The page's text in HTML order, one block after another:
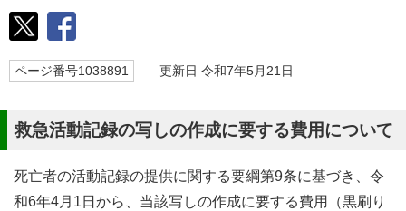
ページ番号1038891 更新日 令和7年5月21日
救急活動記録の写しの作成に要する費用について
死亡者の活動記録の提供に関する要綱第9条に基づき、令
和6年4月1日から、当該写しの作成に要する費用（黒刷り